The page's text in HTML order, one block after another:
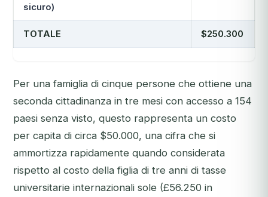
sicuro)
TOTALE $250.300
Per una famiglia di cinque persone che ottiene una
seconda cittadinanza in tre mesi con accesso a 154
paesi senza visto, questo rappresenta un costo
per capita di circa $50.000, una cifra che si
ammortizza rapidamente quando considerata
rispetto al costo della figlia di tre anni di tasse
universitarie internazionali sole (£56.250 in